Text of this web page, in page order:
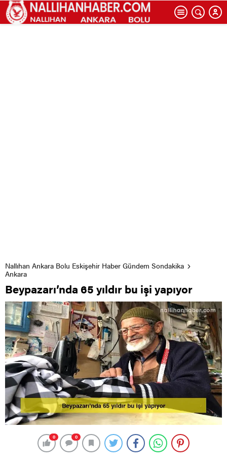
Nallıhan Ankara Bolu Eskişehir Haber Gündem Sondakika
Ankara
Beypazarı’nda 65 yıldır bu işi yapıyor
0 0